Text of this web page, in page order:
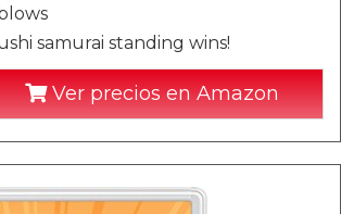
samurai standing wins!
Ver precios en Amazon